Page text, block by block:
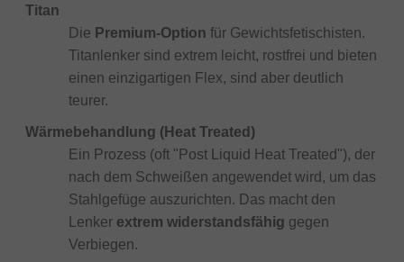
Titan
Die Premium-Option für Gewichtsfetischisten.
Titanlenker sind extrem leicht, rostfrei und bieten
einen einzigartigen Flex, sind aber deutlich
teurer.
Wärmebehandlung (Heat Treated)
Ein Prozess (oft "Post Liquid Heat Treated"), der
nach dem Schweißen angewendet wird, um das
Stahlgefüge auszurichten. Das macht den
Lenker extrem widerstandsfähig gegen
Verbiegen.